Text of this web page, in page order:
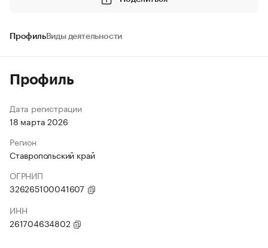
ПрофильВиды деятельности
Профиль
Дата регистрации
18 марта 2026
Регион
Ставропольский край
ОГРНИП
326265100041607
ИНН
261704634802